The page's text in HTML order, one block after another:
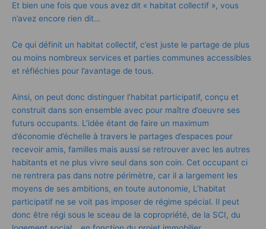
Et bien une fois que vous avez dit « habitat collectif », vous
n’avez encore rien dit…
Ce qui définit un habitat collectif, c’est juste le partage de plus
ou moins nombreux services et parties communes accessibles
et réfléchies pour l’avantage de tous.
Ainsi, on peut donc distinguer l’habitat participatif, conçu et
construit dans son ensemble avec pour maître d’oeuvre ses
futurs occupants. L’idée étant de faire un maximum
d’économie d’échelle à travers le partages d’espaces pour
recevoir amis, familles mais aussi se retrouver avec les autres
habitants et ne plus vivre seul dans son coin. Cet occupant ci
ne rentrera pas dans notre périmètre, car il a largement les
moyens de ses ambitions, en toute autonomie, L’habitat
participatif ne se voit pas imposer de régime spécial. Il peut
donc être régi sous le sceau de la copropriété, de la SCI, du